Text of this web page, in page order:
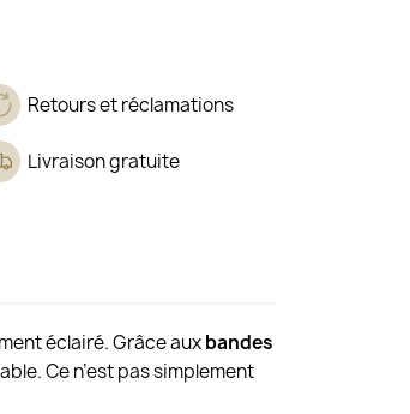
Retours et réclamations
Livraison gratuite
éclairé. Grâce auxbandes
Ce n’est pas simplement